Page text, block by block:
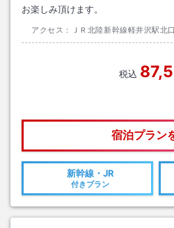
お楽しみ頂けます。
アクセス： ＪＲ北陸新幹線軽井沢駅
税込
宿泊プラン
新幹線・JR
付きプラン